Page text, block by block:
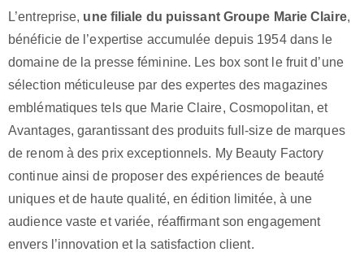
L’entreprise, une filiale du puissant Groupe Marie Claire,
bénéficie de l’expertise accumulée depuis 1954 dans le
domaine de la presse féminine. Les box sont le fruit d’une
sélection méticuleuse par des expertes des magazines
emblématiques tels que Marie Claire, Cosmopolitan, et
Avantages, garantissant des produits full-size de marques
de renom à des prix exceptionnels. My Beauty Factory
continue ainsi de proposer des expériences de beauté
uniques et de haute qualité, en édition limitée, à une
audience vaste et variée, réaffirmant son engagement
envers l’innovation et la satisfaction client.